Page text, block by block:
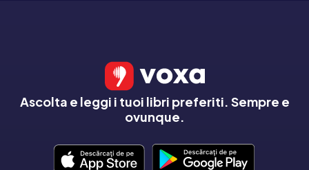
Ascolta e leggi i tuoi libri preferiti. Sempre e
ovunque.